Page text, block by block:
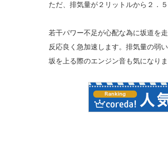
ただ、排気量が２リットルから２．
若干パワー不足が心配な為に坂道を
反応良く急加速します。排気量の弱
坂を上る際のエンジン音も気になりま